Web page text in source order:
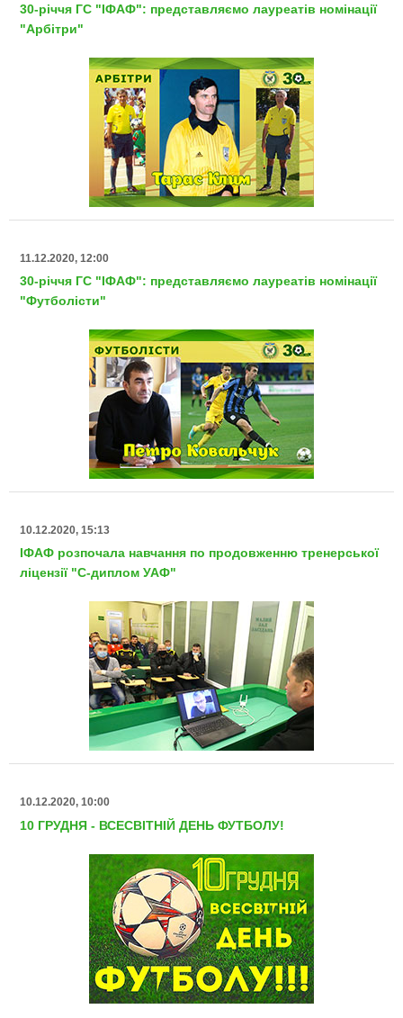
30-річчя ГС "ІФАФ": представляємо лауреатів номінації
"Арбітри"
11.12.2020, 12:00
30-річчя ГС "ІФАФ": представляємо лауреатів номінації
"Футболісти"
10.12.2020, 15:13
ІФАФ розпочала навчання по продовженню тренерської
ліцензії "С-диплом УАФ"
10.12.2020, 10:00
10 ГРУДНЯ - ВСЕСВІТНІЙ ДЕНЬ ФУТБОЛУ!